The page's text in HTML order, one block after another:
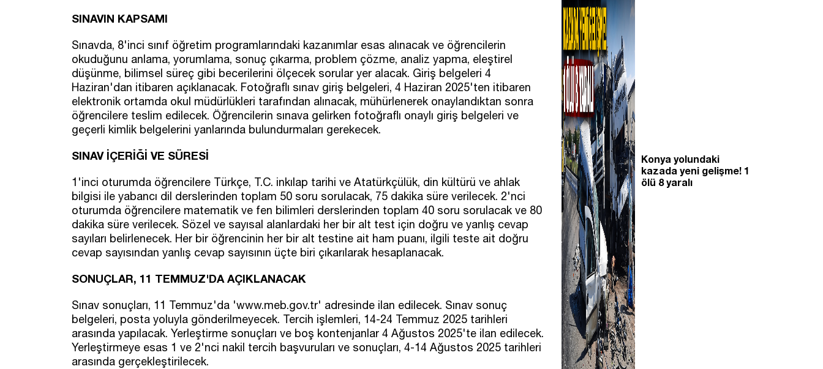
SINAVIN KAPSAMI
Sınavda, 8'inci sınıf öğretim programlarındaki kazanımlar esas alınacak ve öğrencilerin
okuduğunu anlama, yorumlama, sonuç çıkarma, problem çözme, analiz yapma, eleştirel
düşünme, bilimsel süreç gibi becerilerini ölçecek sorular yer alacak. Giriş belgeleri 4
Haziran'dan itibaren açıklanacak. Fotoğraflı sınav giriş belgeleri, 4 Haziran 2025'ten itibaren
elektronik ortamda okul müdürlükleri tarafından alınacak, mühürlenerek onaylandıktan sonra
öğrencilere teslim edilecek. Öğrencilerin sınava gelirken fotoğraflı onaylı giriş belgeleri ve
geçerli kimlik belgelerini yanlarında bulundurmaları gerekecek.
SINAV İÇERİĞİ VE SÜRESİ
1'inci oturumda öğrencilere Türkçe, T.C. inkılap tarihi ve Atatürkçülük, din kültürü ve ahlak
bilgisi ile yabancı dil derslerinden toplam 50 soru sorulacak, 75 dakika süre verilecek. 2'nci
oturumda öğrencilere matematik ve fen bilimleri derslerinden toplam 40 soru sorulacak ve 80
dakika süre verilecek. Sözel ve sayısal alanlardaki her bir alt test için doğru ve yanlış cevap
sayıları belirlenecek. Her bir öğrencinin her bir alt testine ait ham puanı, ilgili teste ait doğru
cevap sayısından yanlış cevap sayısının üçte biri çıkarılarak hesaplanacak.
SONUÇLAR, 11 TEMMUZ'DA AÇIKLANACAK
Sınav sonuçları, 11 Temmuz'da 'www.meb.gov.tr' adresinde ilan edilecek. Sınav sonuç
belgeleri, posta yoluyla gönderilmeyecek. Tercih işlemleri, 14-24 Temmuz 2025 tarihleri
arasında yapılacak. Yerleştirme sonuçları ve boş kontenjanlar 4 Ağustos 2025'te ilan edilecek.
Yerleştirmeye esas 1 ve 2'nci nakil tercih başvuruları ve sonuçları, 4-14 Ağustos 2025 tarihleri
arasında gerçekleştirilecek.
Konya yolundaki
kazada yeni gelişme! 1
ölü 8 yaralı